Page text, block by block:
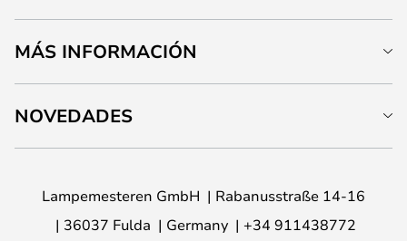
MÁS INFORMACIÓN
NOVEDADES
Lampemesteren GmbH
Rabanusstraße 14-16
36037 Fulda
Germany
+34 911438772